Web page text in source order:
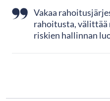
Vakaa
rahoitusta, välittää
riskien hallinnan